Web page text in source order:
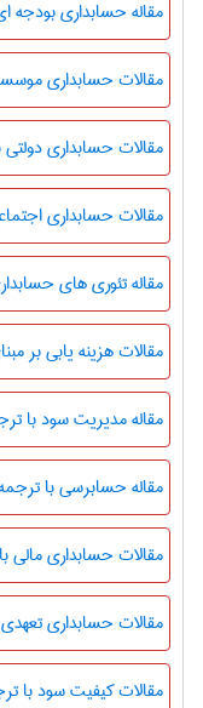
مقاله حسابداری بودجه
مقالات حسابداری
مقالات حسابداری دولتی
مقالات حسابداری
مقاله تئوری های
مقالات هزینه یابی بر
مقاله مدیریت سود با
مقاله حسابرسی با
مقالات حسابداری مالی
مقالات حسابداری
مقالات کیفیت سود با